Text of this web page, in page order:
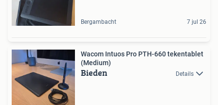
Bergambacht 7 jul 26
Wacom Intuos Pro PTH-660 tekentablet
(Medium)
Bieden Details